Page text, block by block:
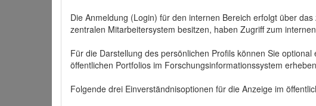
Die Anmeldung (Login) für den internen Bereich erfolgt über
zentralen Mitarbeitersystem besitzen, haben Zugriff zum
Für die Darstellung des persönlichen Profils können Sie
öffentlichen Portfolios im Forschungsinformationssystem
Folgende drei Einverständnisoptionen für die Anzeige im